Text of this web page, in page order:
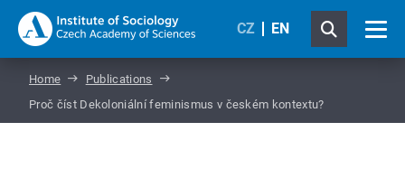
CZ EN
Home
Publications
Proč číst Dekoloniální feminismus v českém kontextu?